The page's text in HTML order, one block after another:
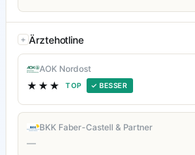
Ärztehotline
AOK Nordost
★★★ TOP ✓ BESSER
BKK Faber-Castell & Partner
—